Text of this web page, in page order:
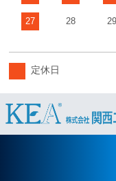
27 28 29
定休日